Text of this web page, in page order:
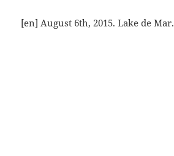
[en] August 6th, 2015. Lake de Mar.